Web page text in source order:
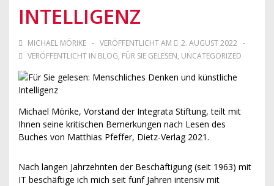
INTELLIGENZ
MICHAEL MÖRIKE VERÖFFENTLICHT AM
2. AUGUST 2022
VERÖFFENTLICHT IN BLOG, FÜR SIE GELESEN, UNCATEGORIZED
Michael Mörike, Vorstand der Integrata Stiftung, teilt mit
Ihnen seine kritischen Bemerkungen nach Lesen des
Buches von Matthias Pfeffer, Dietz-Verlag 2021.
Nach langen Jahrzehnten der Beschäftigung (seit 1963) mit
IT beschäftige ich mich seit fünf Jahren intensiv mit